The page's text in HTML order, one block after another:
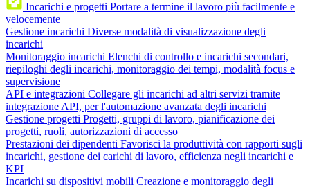
Incarichi e progetti Portare a termine il lavoro più facilmente e
velocemente
Gestione incarichi Diverse modalità di visualizzazione degli
incarichi
Monitoraggio incarichi Elenchi di controllo e incarichi secondari,
riepiloghi degli incarichi, monitoraggio dei tempi, modalità focus e
supervisione
API e integrazioni Collegare gli incarichi ad altri servizi tramite
integrazione API, per l'automazione avanzata degli incarichi
Gestione progetti Progetti, gruppi di lavoro, pianificazione dei
progetti, ruoli, autorizzazioni di accesso
Prestazioni dei dipendenti Favorisci la produttività con rapporti sugli
incarichi, gestione dei carichi di lavoro, efficienza negli incarichi e
KPI
Incarichi su dispositivi mobili Creazione e monitoraggio degli